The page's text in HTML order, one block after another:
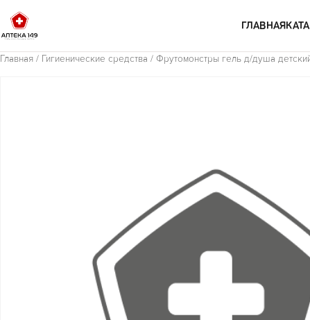
ГЛАВНАЯ
Главная / Гигиенические средства / Фрутомонстры гель д/душа